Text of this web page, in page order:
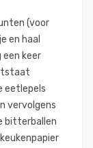
(voor
en haal
een keer
eetlepels
vervolgens
bitterballen